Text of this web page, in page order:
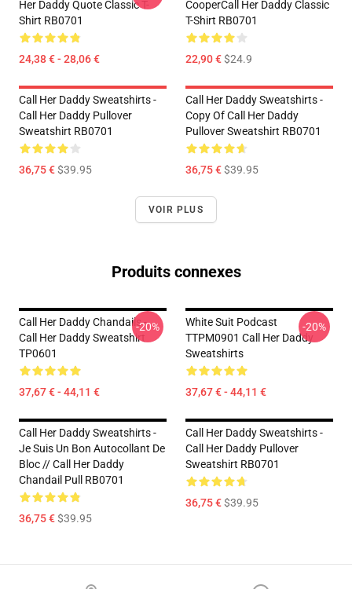
Her Daddy Quote Classic T-
Shirt RB0701
24,38 € - 28,06 €
CooperCall Her Daddy Classic
T-Shirt RB0701
22,90 €$24.9
Call Her Daddy Sweatshirts -
Call Her Daddy Pullover
Sweatshirt RB0701
36,75 €$39.95
Call Her Daddy Sweatshirts -
Copy Of Call Her Daddy
Pullover Sweatshirt RB0701
36,75 €$39.95
VOIR PLUS
Produits connexes
Call Her Daddy Chandails -
Call Her Daddy Sweatshirt
TP0601
37,67 € - 44,11 €
-20%
White Suit Podcast
TTPM0901 Call Her Daddy
Sweatshirts
37,67 € - 44,11 €
-20%
Call Her Daddy Sweatshirts -
Je Suis Un Bon Autocollant De
Bloc // Call Her Daddy
Chandail Pull RB0701
36,75 €$39.95
Call Her Daddy Sweatshirts -
Call Her Daddy Pullover
Sweatshirt RB0701
36,75 €$39.95